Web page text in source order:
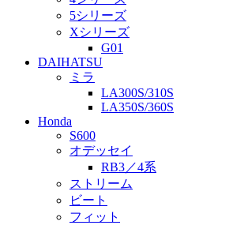
5シリーズ
Xシリーズ
G01
DAIHATSU
ミラ
LA300S/310S
LA350S/360S
Honda
S600
オデッセイ
RB3／4系
ストリーム
ビート
フィット